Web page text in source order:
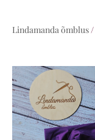
Lindamanda õmblus/